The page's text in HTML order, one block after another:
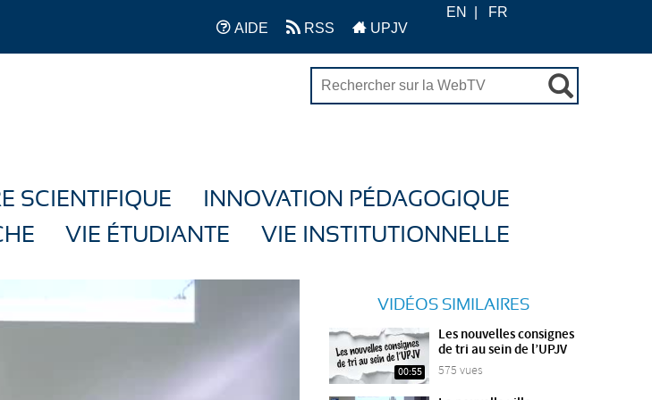
AIDE RSS UPJV
EN FR
SCIENTIFIQUE
INNOVATION PÉDAGOGIQUE
VIE ÉTUDIANTE VIE INSTITUTIONNELLE
VIDÉOS SIMILAIRES
00:55
Les nouvelles consignes
de tri au sein de l’UPJV
575 vues